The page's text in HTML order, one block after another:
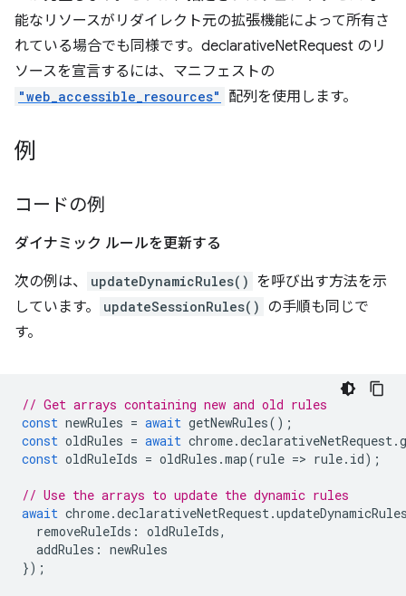
能なリソースがリダイレクト元の拡張機能によって所有さ
れている場合でも同様です。declarativeNetRequest のリ
ソースを宣言するには、マニフェストの
"web_accessible_resources" 配列を使用します。
例
コードの例
ダイナミック ルールを更新する
次の例は、 updateDynamicRules() を呼び出す方法を示
しています。
updateSessionRules() の手順も同じで
す。
// Get arrays containing new and old rules
const newRules = await getNewRules();
const oldRules = await chrome.declarativeNetRequest.
const oldRuleIds = oldRules .map(rule => rule. id);
// Use the arrays to update the dynamic rules
await chrome.declarativeNetRequest.
removeRuleIds : oldRuleIds,
addRules : newRules
});